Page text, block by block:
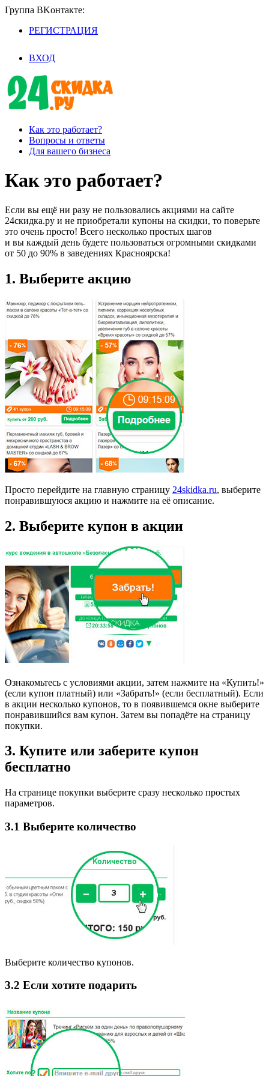
Группа BKoнтaктe:
РЕГИСТРАЦИЯ
ВХОД
Как это работает?
Вопросы и ответы
Для вашего бизнеса
Как это работает?
Если вы ещё ни разу не пользовались акциями на сайте
24скидка.ру и не приобретали купоны на скидки, то поверьте
это очень просто! Всего несколько простых шагов
и вы каждый день будете пользоваться огромными скидками
от 50 до 90% в заведениях Красноярска!
1. Выберите акцию
Просто перейдите на главную страницу 24skidka.ru, выберите
понравившуюся акцию и нажмите на её описание.
2. Выберите купон в акции
Ознакомьтесь с условиями акции, затем нажмите на «Купить!»
(если купон платный) или «Забрать!» (если бесплатный). Если
в акции несколько купонов, то в появившемся окне выберите
понравившийся вам купон. Затем вы попадёте на страницу
покупки.
3. Купите или заберите купон
бесплатно
На странице покупки выберите сразу несколько простых
параметров.
3.1 Выберите количество
Выберите количество купонов.
3.2 Если хотите подарить